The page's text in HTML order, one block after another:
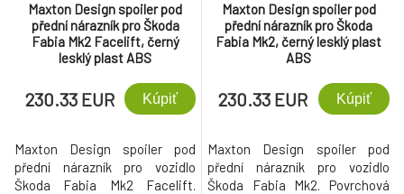
Maxton Design spoiler pod
přední nárazník pro Škoda
Fabia Mk2 Facelift, černý
lesklý plast ABS
230.33 EUR Kúpiť
Maxton Design spoiler pod
přední nárazník pro vozidlo
Škoda Fabia Mk2 Facelift.
Maxton Design spoiler pod
přední nárazník pro Škoda
Fabia Mk2, černý lesklý plast
ABS
230.33 EUR Kúpiť
Maxton Design spoiler pod
přední nárazník pro vozidlo
Škoda Fabia Mk2. Povrchová